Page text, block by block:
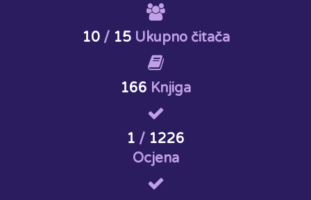
10/ 15Ukupno čitača
166 Knjiga
1 / 1226
Ocjena